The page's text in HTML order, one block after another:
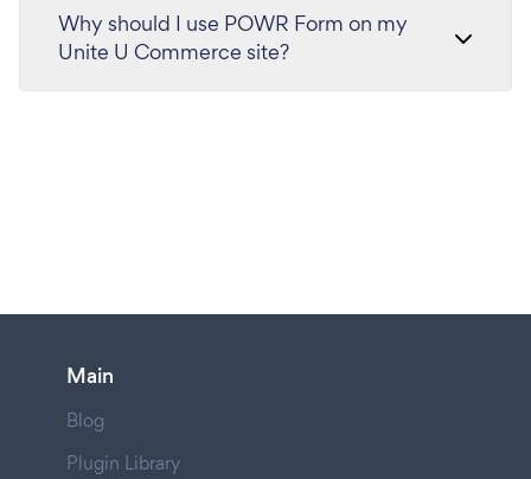
Why should I use POWR Form on my
Unite U Commerce site?
Main
Blog
Plugin Library